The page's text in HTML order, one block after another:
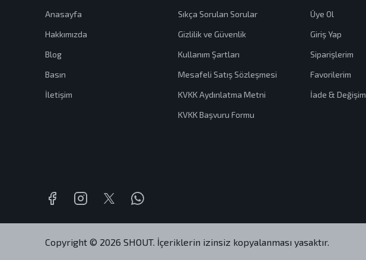
Anasayfa
Hakkımızda
Blog
Basın
İletişim
Sıkça Sorulan Sorular
Gizlilik ve Güvenlik
Kullanım Şartları
Mesafeli Satış Sözleşmesi
KVKK Aydınlatma Metni
KVKK Başvuru Formu
Üye Ol
Giriş Yap
Siparişlerim
Favorilerim
İade & Değişim
Copyright © 2026 SHOUT. İçeriklerin izinsiz kopyalanması yasaktır.